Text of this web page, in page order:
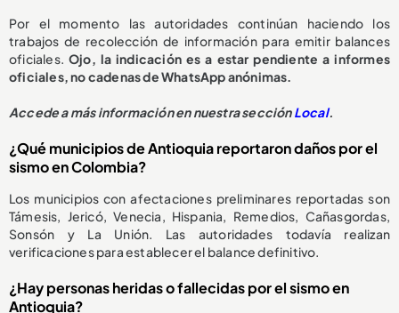
Por el momento las autoridades continúan haciendo los
trabajos de recolección de información para emitir balances
oficiales. Ojo, la indicación es a estar pendiente a informes
oficiales, no cadenas de WhatsApp anónimas.
Accede a más información en nuestra secciónLocal.
¿Qué municipios de Antioquia reportaron daños por el
sismo en Colombia?
Los municipios con afectaciones preliminares reportadas son
Támesis, Jericó, Venecia, Hispania, Remedios, Cañasgordas,
Sonsón y La Unión. Las autoridades todavía realizan
verificaciones para establecer el balance definitivo.
¿Hay personas heridas o fallecidas por el sismo en
Antioquia?